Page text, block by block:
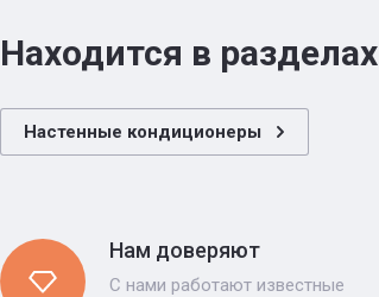
Находится в разделах
Настенные кондиционеры
Нам доверяют
С нами работают известные